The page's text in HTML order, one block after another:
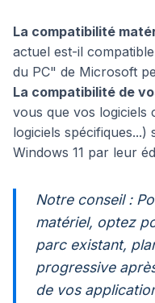
La compatibilité
actuel est-il
du PC" de Microsoft
La compatibilité de
vous que vos logiciels
logiciels
Windows 11 par leur
Notre conseil :
matériel, optez
parc existant,
progressive
de vos